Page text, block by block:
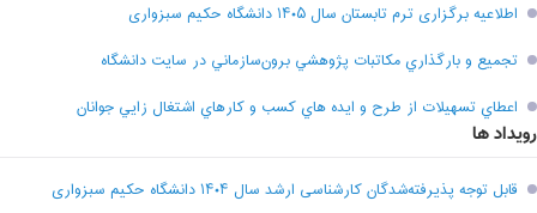
اطلاعیه برگزاری ترم تابستان سال ۱۴۰۵ دانشگاه حکیم سبزواری
تجميع و بارگذاري مکاتبات پژوهشي برون‌سازماني در سايت دانشگاه
اعطاي تسهيلات از طرح و ايده هاي کسب و کارهاي اشتغال زايي جوانان
رویداد ها
قابل توجه پذیرفته‌شدگان کارشناسی ارشد سال ۱۴۰۴ دانشگاه حکیم سبزواری